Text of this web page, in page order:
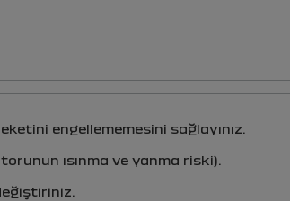
engellememesini sağlayınız.
ısınma ve yanma riski).